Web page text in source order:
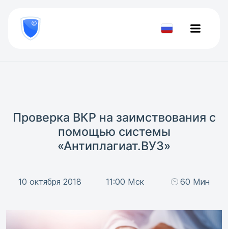
800
777-
81-Проверить
Проверка ВКР на заимствования с
помощью системы
«Антиплагиат.ВУЗ»
10 октября 2018 11:00 Мск 60 Мин